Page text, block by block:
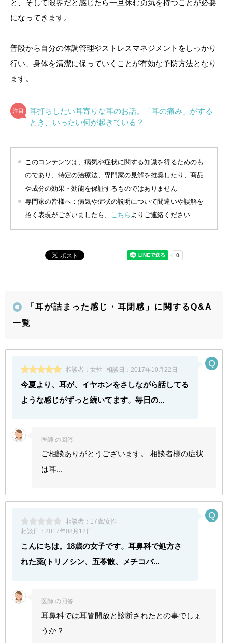
と、そして限界だと感じたら一旦休む勇気を持つことが必要
になってきます。
普段から自分の体調管理やストレスマネジメントをしっかり
行い、身体を清潔に保っていくことが有効な予防方法となり
ます。
耳打ちしたい耳寄りな耳のお話。「耳の痛み」がする
とき、いったい何が起きている？
このコンテンツは、病気や症状に関する知識を得るためのも
のであり、特定の治療法、専門家の見解を推奨したり、商品
や成分の効果・効能を保証するものではありません
専門家の皆様へ：病気や症状の説明について間違いや誤解を
招く表現がございましたら、
こちら よりご連絡ください
「耳が詰まった感じ・耳閉感」に関するQ&A
一覧
相談者： 女性 相談日： 2017年10月22日
今夏より、耳が、イヤホンをさしながら話してる
ような感じがずっと続いてます。毎日の...
医師 の回答
ご相談ありがとうございます。 相談者様の症状
は耳...
相談者： 17歳/女性
相談日： 2017年08月12日
こんにちは。18歳の女子です。耳鼻科で処方さ
れた薬(トリノシン、五苓散、メチコバ...
医師 の回答
耳鼻科では耳管開放と診断されたとの事でしょ
うか？